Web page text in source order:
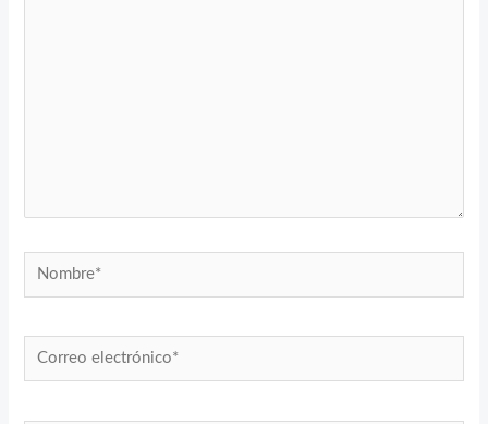
Nombre*
Correo
electrónico*